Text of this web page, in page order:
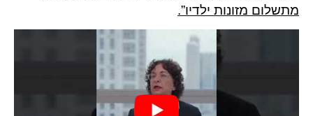
מתשלום מזונות ילדיו”.